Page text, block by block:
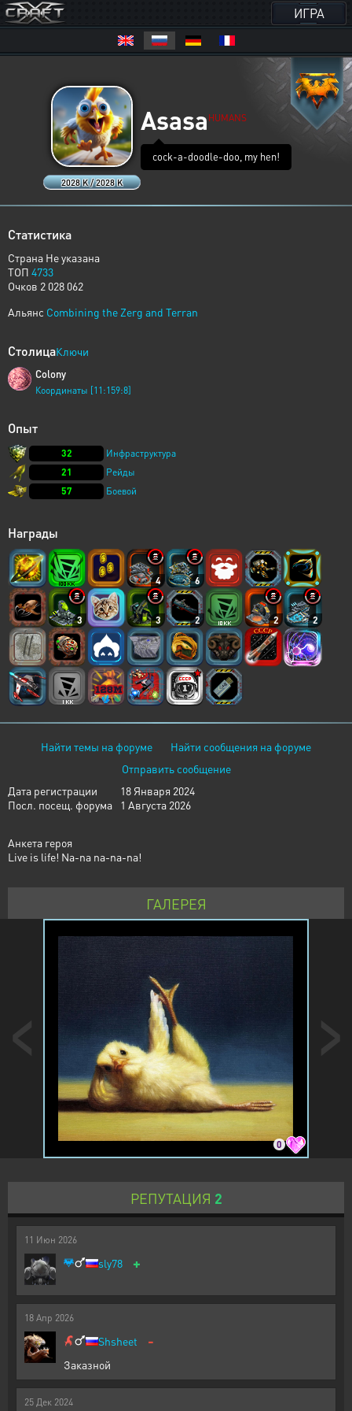
ИГРА
2028 K / 2028 K
Asasa HUMANS
cock-a-doodle-doo, my hen!
Статистика
Страна Не указана
ТОП 4733
Очков 2 028 062
Альянс Combining the Zerg and Terran
СтолицаКлючи
Colony
Координаты [11:159:8]
Опыт
32
Инфраструктура
21
Рейды
57
Боевой
Награды
4 6
3 3 2 2 2
Найти темы на форуме
Найти сообщения на форуме
Отправить сообщение
Дата регистрации
18 Января 2024
Посл. посещ. форума
1 Августа 2026
Анкета героя
Live is life! Na-na na-na-na!
ГАЛЕРЕЯ
0
РЕПУТАЦИЯ 2
11 Июн 2026
sly78 +
18 Апр 2026
Shsheet -
Заказной
25 Дек 2024